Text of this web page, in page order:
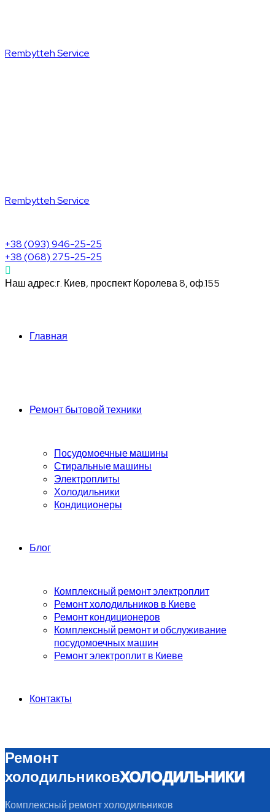
Rembytteh Service
Rembytteh Service
+38 (093) 946-25-25
+38 (068) 275-25-25
Наш адрес:г. Киев, проспект Королева 8, оф.155
Главная
Ремонт бытовой техники
Посудомоечные машины
Стиральные машины
Электроплиты
Холодильники
Кондиционеры
Блог
Комплексный ремонт электроплит
Ремонт холодильников в Киеве
Ремонт кондиционеров
Комплексный ремонт и обслуживание
посудомоечных машин
Ремонт электроплит в Киеве
Контакты
Ремонт
холодильниковХОЛОДИЛЬНИКИ
Комплексный ремонт холодильников